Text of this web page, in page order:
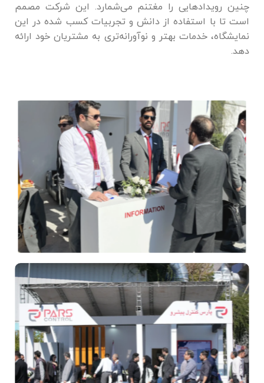
چنین رویدادهایی را مغتنم می‌شمارد. این شرکت مصمم
است تا با استفاده از دانش و تجربیات کسب شده در این
نمایشگاه، خدمات بهتر و نوآورانه‌تری به مشتریان خود ارائه
دهد.